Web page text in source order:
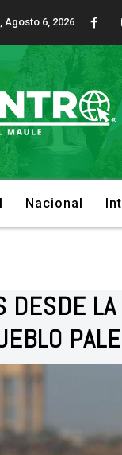
Agosto 6, 2026
Nacional
DESDE